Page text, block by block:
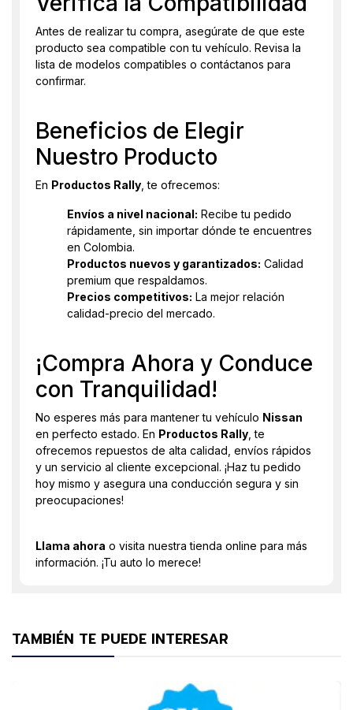
Antes de realizar tu compra, asegúrate de que este
producto sea compatible con tu vehículo. Revisa la
lista de modelos compatibles o contáctanos para
confirmar.
Beneficios de Elegir
Nuestro Producto
En Productos Rally , te ofrecemos:
Envíos a nivel nacional: Recibe tu pedido
rápidamente, sin importar dónde te encuentres
en Colombia.
Productos nuevos y garantizados: Calidad
premium que respaldamos.
Precios competitivos: La mejor relación
calidad-precio del mercado.
¡Compra Ahora y Conduce
con Tranquilidad!
No esperes más para mantener tu vehículo Nissan
en perfecto estado. En Productos Rally , te
ofrecemos repuestos de alta calidad, envíos rápidos
y un servicio al cliente excepcional. ¡Haz tu pedido
hoy mismo y asegura una conducción segura y sin
preocupaciones!
Llama ahora o visita nuestra tienda online para más
información. ¡Tu auto lo merece!
TAMBIÉN TE PUEDE INTERESAR